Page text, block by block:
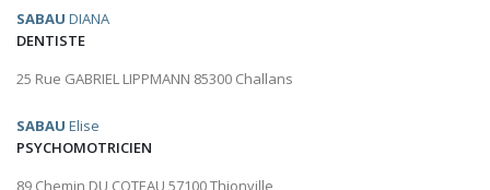
SABAU DIANA
DENTISTE
25 Rue GABRIEL LIPPMANN 85300 Challans
SABAU Elise
PSYCHOMOTRICIEN
89 Chemin DU COTEAU 57100 Thionville